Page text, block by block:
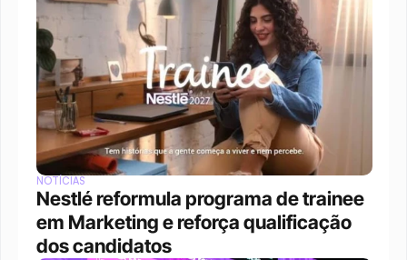
NOTÍCIAS
Nestlé reformula programa de trainee
em Marketing e reforça qualificação
dos candidatos